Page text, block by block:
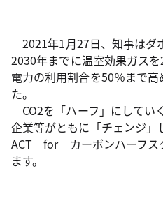
2021年1月27日、知事はダ
2030年までに温室効果ガス
電力の利用割合を50％まで
た。
CO2を「ハーフ」にしてい
企業等がともに「チェンジ
ACT for カーボンハーフス
ます。